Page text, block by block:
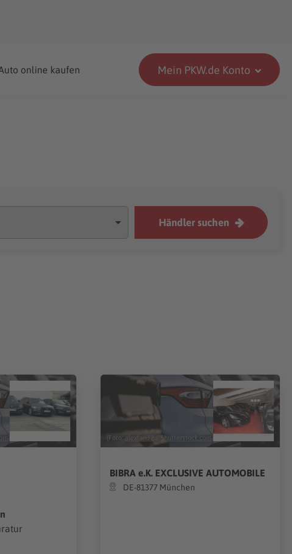
online kaufen Mein PKW.de Konto
Händler suchen
(Foto: alexfan32 Shutterstock.com
BIBRA e.K. EXCLUSIVE AUTOMOBILE
DE-81377 München